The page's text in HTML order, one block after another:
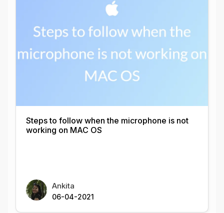
Steps to follow when the microphone is not
working on MAC OS
Ankita
06-04-2021